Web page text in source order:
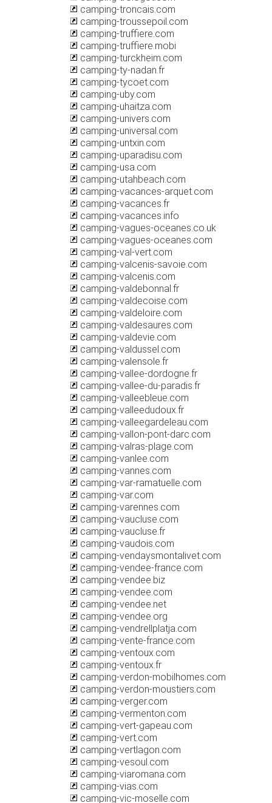
camping-troncais.com
camping-troussepoil.com
camping-truffiere.com
camping-truffiere.mobi
camping-turckheim.com
camping-ty-nadan.fr
camping-tycoet.com
camping-uby.com
camping-uhaitza.com
camping-univers.com
camping-universal.com
camping-untxin.com
camping-uparadisu.com
camping-usa.com
camping-utahbeach.com
camping-vacances-arquet.com
camping-vacances.fr
camping-vacances.info
camping-vagues-oceanes.co.uk
camping-vagues-oceanes.com
camping-val-vert.com
camping-valcenis-savoie.com
camping-valcenis.com
camping-valdebonnal.fr
camping-valdecoise.com
camping-valdeloire.com
camping-valdesaures.com
camping-valdevie.com
camping-valdussel.com
camping-valensole.fr
camping-vallee-dordogne.fr
camping-vallee-du-paradis.fr
camping-valleebleue.com
camping-valleedudoux.fr
camping-valleegardeleau.com
camping-vallon-pont-darc.com
camping-valras-plage.com
camping-vanlee.com
camping-vannes.com
camping-var-ramatuelle.com
camping-var.com
camping-varennes.com
camping-vaucluse.com
camping-vaucluse.fr
camping-vaudois.com
camping-vendaysmontalivet.com
camping-vendee-france.com
camping-vendee.biz
camping-vendee.com
camping-vendee.net
camping-vendee.org
camping-vendrellplatja.com
camping-vente-france.com
camping-ventoux.com
camping-ventoux.fr
camping-verdon-mobilhomes.com
camping-verdon-moustiers.com
camping-verger.com
camping-vermenton.com
camping-vert-gapeau.com
camping-vert.com
camping-vertlagon.com
camping-vesoul.com
camping-viaromana.com
camping-vias.com
camping-vic-moselle.com